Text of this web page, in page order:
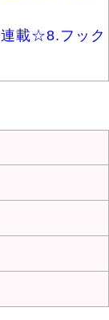
載☆8.フック